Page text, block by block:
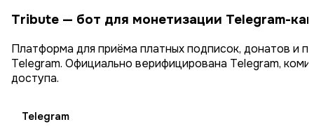
Tribute — бот для монетизации Telegram-
Платформа для приёма платных подписок, донатов и
Telegram. Официально верифицирована Telegram,
доступа.
Telegram